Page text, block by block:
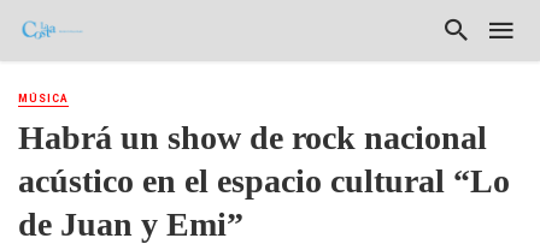
MÚSICA
Habrá un show de rock nacional
acústico en el espacio cultural “Lo
de Juan y Emi”